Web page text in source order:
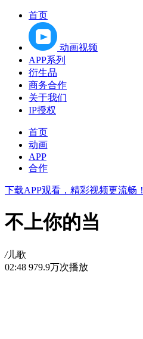
首页
动画视频
APP系列
衍生品
商务合作
关于我们
IP授权
首页
动画
APP
合作
下载APP观看，精彩视频更流畅！
不上你的当
/儿歌
02:48 979.9万次播放